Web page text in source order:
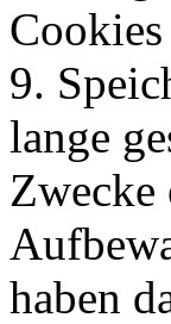
9.
lange
Zwecke
haben